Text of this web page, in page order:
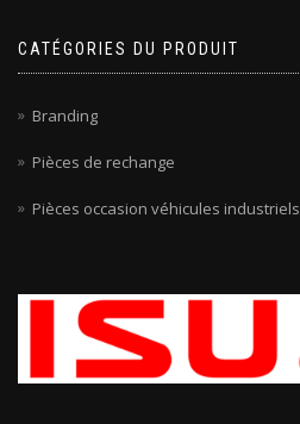
CATÉGORIES DU PRODUIT
Branding
Pièces de rechange
Pièces occasion véhicules industriels